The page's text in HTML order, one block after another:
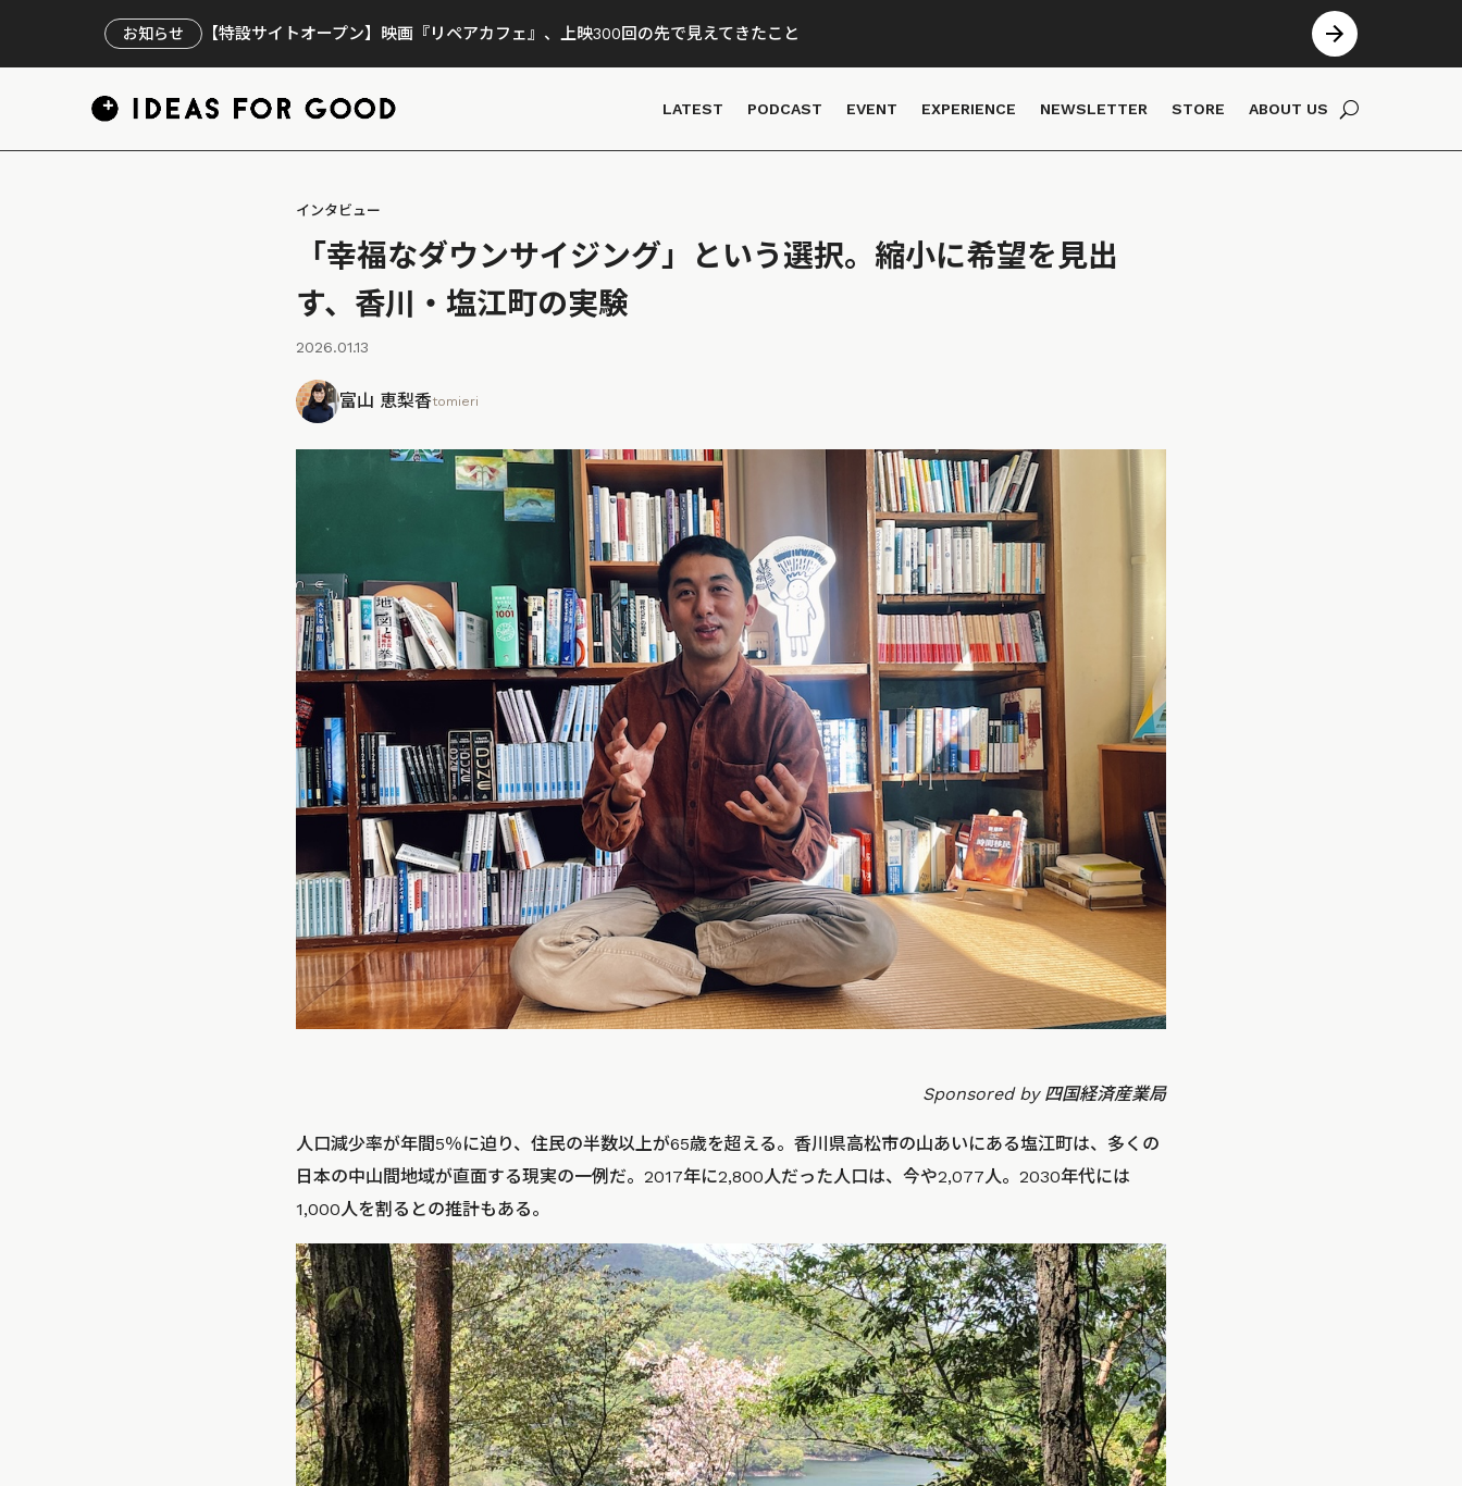
お知らせ 【特設サイトオープン】映画『リペアカフェ』、上映300回の先で見えてきたこと
LATEST PODCAST EVENT EXPERIENCE NEWSLETTER STORE ABOUT US
インタビュー
「幸福なダウンサイジング」という選択。縮小に希望を見出
す、香川・塩江町の実験
2026.01.13
富山 恵梨香tomieri
Sponsored by 四国経済産業局
人口減少率が年間5％に迫り、住民の半数以上が65歳を超える。香川県高松市の山あいにある塩江町は、多くの
日本の中山間地域が直面する現実の一例だ。2017年に2,800人だった人口は、今や2,077人。2030年代には
1,000人を割るとの推計もある。